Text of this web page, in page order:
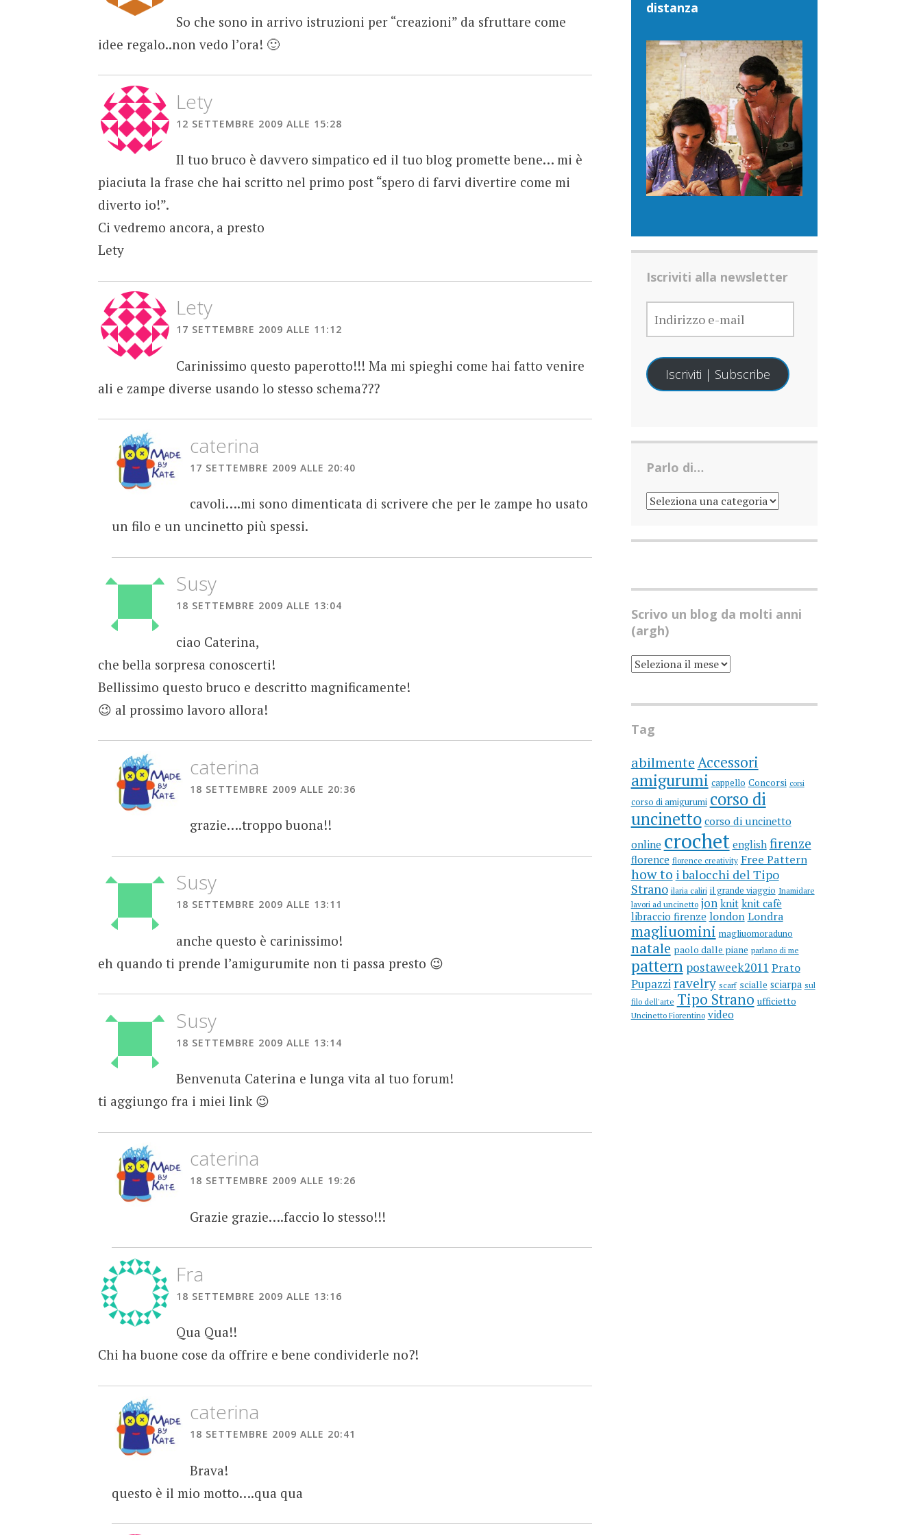
So che sono in arrivo istruzioni per “creazioni” da sfruttare come
idee regalo..non vedo l’ora! 🙂
Lety
12 SETTEMBRE 2009 ALLE 15:28
Il tuo bruco è davvero simpatico ed il tuo blog promette bene… mi è
piaciuta la frase che hai scritto nel primo post “spero di farvi divertire come mi
diverto io!”.
Ci vedremo ancora, a presto
Lety
Lety
17 SETTEMBRE 2009 ALLE 11:12
Carinissimo questo paperotto!!! Ma mi spieghi come hai fatto venire
ali e zampe diverse usando lo stesso schema???
caterina
17 SETTEMBRE 2009 ALLE 20:40
cavoli….mi sono dimenticata di scrivere che per le zampe ho usato
un filo e un uncinetto più spessi.
Susy
18 SETTEMBRE 2009 ALLE 13:04
ciao Caterina,
che bella sorpresa conoscerti!
Bellissimo questo bruco e descritto magnificamente!
😉 al prossimo lavoro allora!
caterina
18 SETTEMBRE 2009 ALLE 20:36
grazie….troppo buona!!
Susy
18 SETTEMBRE 2009 ALLE 13:11
anche questo è carinissimo!
eh quando ti prende l’amigurumite non ti passa presto 😉
Susy
18 SETTEMBRE 2009 ALLE 13:14
Benvenuta Caterina e lunga vita al tuo forum!
ti aggiungo fra i miei link 😉
caterina
18 SETTEMBRE 2009 ALLE 19:26
Grazie grazie….faccio lo stesso!!!
Fra
18 SETTEMBRE 2009 ALLE 13:16
Qua Qua!!
Chi ha buone cose da offrire e bene condividerle no?!
caterina
18 SETTEMBRE 2009 ALLE 20:41
Brava!
questo è il mio motto….qua qua
distanza
Iscriviti alla newsletter
INDIRIZZO
E-
MAIL
Iscriviti | Subscribe
Parlo di…
PARLO
DI…
Scrivo un blog da molti anni
(argh)
SCRIVO
UN
MOLTI
(ARGH)
Tag
abilmenteAccessori
amigurumi cappello Concorsi corsi
corso di amigurumi corso di
uncinetto corso di uncinetto
online crochet english firenze
florence florence creativity Free Pattern
how to i balocchi del Tipo
Strano ilaria caliri il grande viaggio Inamidare
lavori ad uncinetto jon knit knit cafè
libraccio firenze london Londra
magliuomini magliuomoraduno
natale paolo dalle piane parlano di me
pattern postaweek2011 Prato
Pupazziravelry scarf scialle sciarpa sul
filo dell'arte Tipo Strano ufficietto
Uncinetto Fiorentino video